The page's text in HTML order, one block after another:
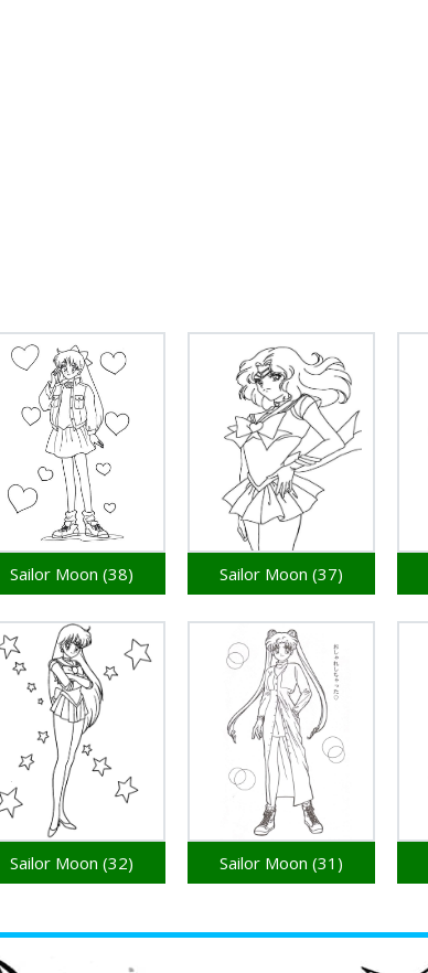
Sailor Moon (38) Sailor Moon (37)
Sailor Moon (32) Sailor Moon (31)